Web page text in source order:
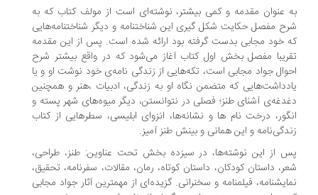
عنوان مقدمه و کمی بیشتر، نوشته‌ای است از مولف کتاب که به
مفصل حکایت شکل گیری این شناختنامه و دیگر شناختنامه‌هایی
خود مجابی بدست گرفته بود ارائه شده است. پس از این مقدمه
مفصل بخش اول کتاب آغاز می‌شود که در واقع بیشتر شرح
جواد مجابی است، تکه‌هایی از زندگی نامه‌ی خود نوشت او و یا
که متضمن نگاه او به زندگی، ادبیات ،هنر و همچنین
آشنای طنز؛ فصلی در نتوانستن، دیگر میوه‌های شهر پسته و
درخت نام ها و نشانه‌ها، انزوای ابلیسی، سطرهایی از کتاب
و این همانی و بینش طنز آمیز.
از این نوشته‌ها، در سیزده بخش تحت عناوین: طنز، طراحی،
داستان کودکان، داستان کوتاه، رمان، مقالات، سفرنامه، تحقیق،
فیلمنامه و سخنرانی. گزیده‌ای از مهمترین آثار جواد مجابی